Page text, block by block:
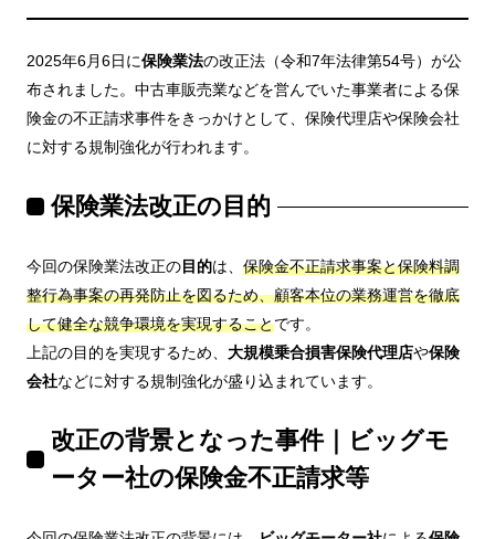
2025年6月6日に保険業法の改正法（令和7年法律第54号）が公
布されました。中古車販売業などを営んでいた事業者による保
険金の不正請求事件をきっかけとして、保険代理店や保険会社
に対する規制強化が行われます。
保険業法改正の目的
今回の保険業法改正の目的は、 保険金不正請求事案と保険料調
整行為事案の再発防止を図るため、顧客本位の業務運営を徹底
して健全な競争環境を実現することです。
上記の目的を実現するため、 大規模乗合損害保険代理店や保険
会社などに対する規制強化が盛り込まれています。
改正の背景となった事件｜ビッグモ
ーター社の保険金不正請求等